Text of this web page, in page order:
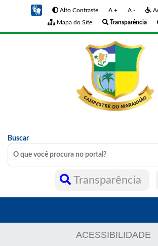
Alto Contraste A + A -
Mapa do Site
Transparência
Buscar
Transparência
ACESSIBILIDADE